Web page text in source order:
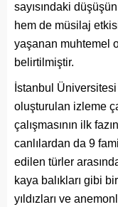
sayısındaki
hem de müsilaj
yaşanan muhtemel
belirtilmiştir.
İstanbul
oluşturulan izleme
çalışmasının ilk
canlılardan da 9
edilen türler
kaya balıkları gibi
yıldızları ve